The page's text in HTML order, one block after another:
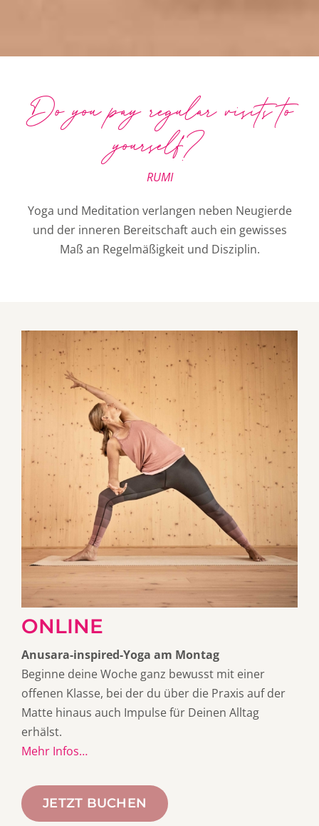
Do you pay regular visits to
yourself?
RUMI
Yoga und Meditation verlangen neben Neugierde
und der inneren Bereitschaft auch ein gewisses
Maß an Regelmäßigkeit und Disziplin.
ONLINE
Anusara-inspired-Yoga am Montag
Beginne deine Woche ganz bewusst mit einer
offenen Klasse, bei der du über die Praxis auf der
Matte hinaus auch Impulse für Deinen Alltag
erhälst.
Mehr Infos…
JETZT BUCHEN